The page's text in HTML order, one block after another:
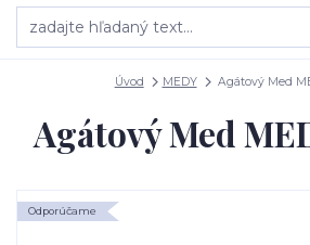
Úvod MEDY Agátový Med
Agátový Med
Odporúčame